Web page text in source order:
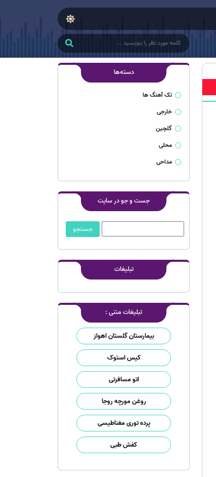
دسته‌ها
تک آهنگ ها
خارجی
گلچین
محلی
مداحی
جست و جو در سایت
تبلیغات
تبلیغات متنی :
بیمارستان گلستان اهواز
کیس استوک
اتو مسافرتی
روغن مورچه روجا
پرده توری مغناطیسی
کفش طبی